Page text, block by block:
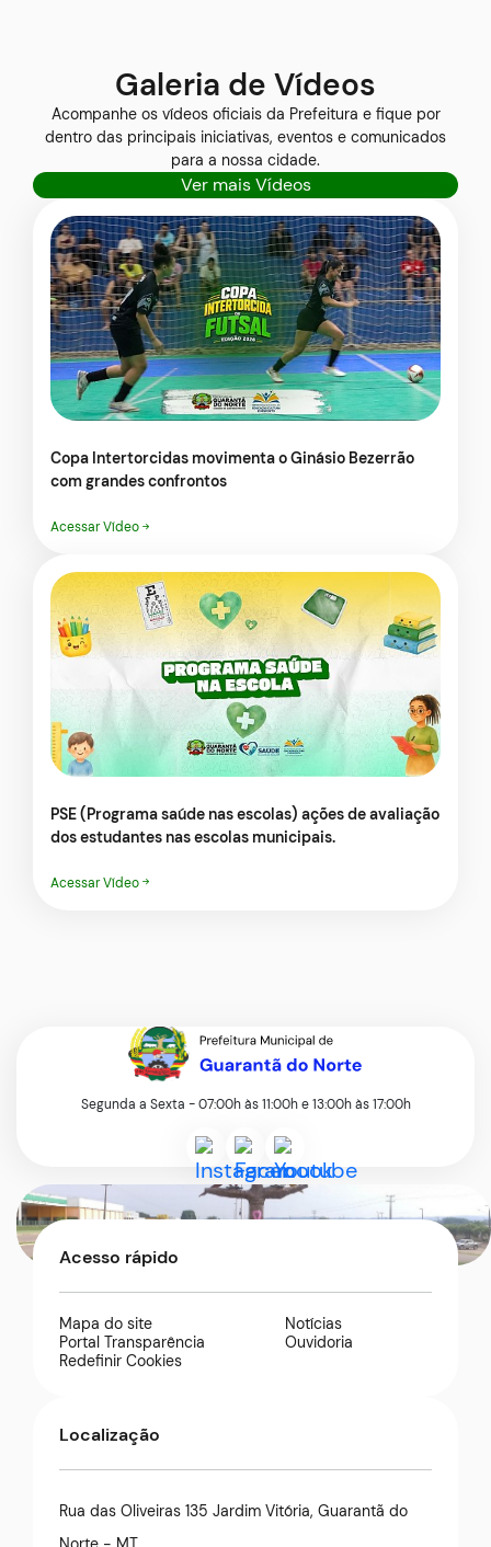
Seção Galeria de Vídeos
Galeria de Vídeos
Acompanhe os vídeos oficiais da Prefeitura e fique por
dentro das principais iniciativas, eventos e comunicados
para a nossa cidade.
Ver mais Vídeos
Copa Intertorcidas movimenta o Ginásio Bezerrão
com grandes confrontos
Acessar Vídeo
PSE (Programa saúde nas escolas) ações de avaliação
dos estudantes nas escolas municipais.
Acessar Vídeo
Segunda a Sexta - 07:00h às 11:00h e 13:00h às 17:00h
Acessar
a
Rede
Instagram
Acessar
a
Rede
Facebook
Acessar
a
Rede
Youtube
Acesso rápido
Mapa do site
Portal Transparência
Redefinir Cookies
Notícias
Ouvidoria
Localização
Rua das Oliveiras 135 Jardim Vitória, Guarantã do